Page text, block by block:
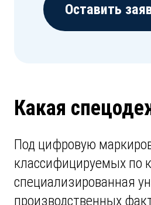
Оставить
Какая
Под цифровую
классифицируемых по
специализированная
производственных